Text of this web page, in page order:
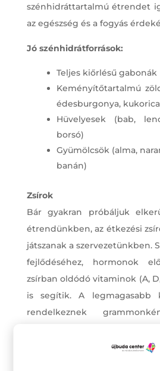
szénhidráttartalmú étrendet
az egészség és a fogyás
Jó szénhidrátforrások:
Teljes kiőrlésű gabonák
Keményítőtartalmú
édesburgonya,
Hüvelyesek (bab,
borsó)
Gyümölcsök (alma,
banán)
Zsírok
Bár gyakran próbáljuk
étrendünkben, az étkezési
játszanak a szervezetünkben.
fejlődéséhez, hormonok
zsírban oldódó vitaminok (A,
is segítik. A legmagasabb
rendelkeznek
Mértékkel kell fogyasztani az